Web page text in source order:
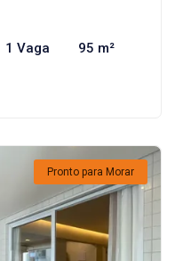
1 Vaga 95 m²
Pronto para Morar